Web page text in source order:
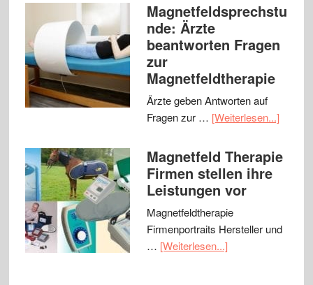
Magnetfeldsprechstu
nde: Ärzte
beantworten Fragen
zur
Magnetfeldtherapie
Ärzte geben Antworten auf
Fragen zur … [Weiterlesen...]
Magnetfeld Therapie
Firmen stellen ihre
Leistungen vor
Magnetfeldtherapie
Firmenportraits Hersteller und
… [Weiterlesen...]